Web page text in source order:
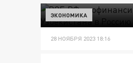
ЭКОНОМИКА
28 НОЯБРЯ 2023 18:16